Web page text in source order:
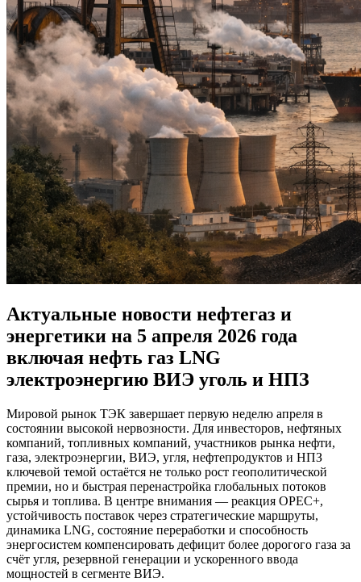
Актуальные новости нефтегаз и
энергетики на 5 апреля 2026 года
включая нефть газ LNG
электроэнергию ВИЭ уголь и НПЗ
Мировой рынок ТЭК завершает первую неделю апреля в
состоянии высокой нервозности. Для инвесторов, нефтяных
компаний, топливных компаний, участников рынка нефти,
газа, электроэнергии, ВИЭ, угля, нефтепродуктов и НПЗ
ключевой темой остаётся не только рост геополитической
премии, но и быстрая перенастройка глобальных потоков
сырья и топлива. В центре внимания — реакция OPEC+,
устойчивость поставок через стратегические маршруты,
динамика LNG, состояние переработки и способность
энергосистем компенсировать дефицит более дорогого газа за
счёт угля, резервной генерации и ускоренного ввода
мощностей в сегменте ВИЭ.